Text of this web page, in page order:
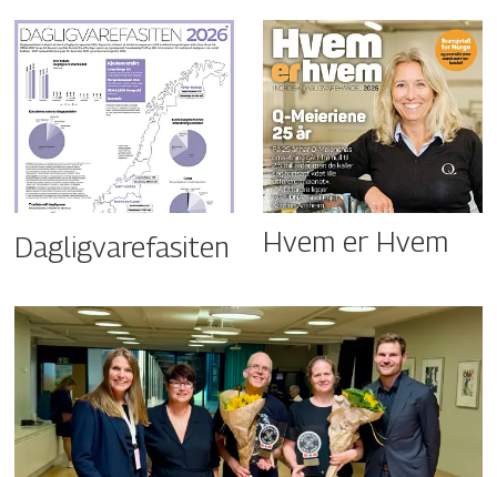
Dagligvarefasiten Hvem er Hvem